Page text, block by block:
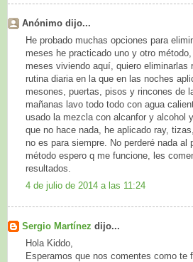
Anónimo dijo...
He probado muchas opciones para
meses he practicado uno y otro
meses viviendo aquí, quiero eliminarlas
rutina diaria en la que en las noches
mesones, puertas, pisos y rincones de
mañanas lavo todo todo con agua
usado la mezcla con alcanfor y alcohol
que no hace nada, he aplicado ray,
no es para siempre. No perderé nada al
método espero q me funcione, les
resultados.
4 de julio de 2014 a las 11:24
Sergio Martínez dijo...
Hola Kiddo,
Esperamos que nos comentes como te